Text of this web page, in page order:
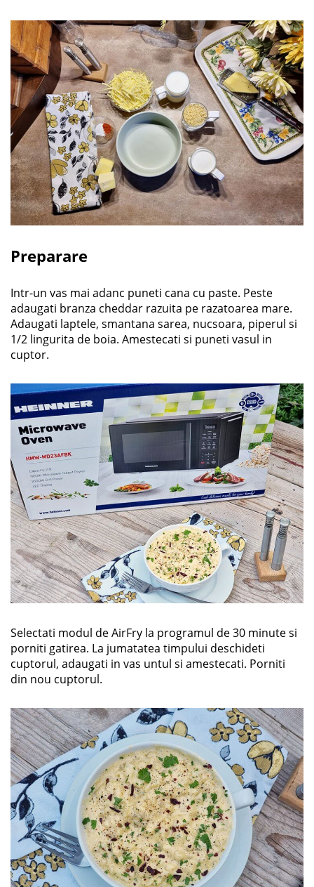
Preparare
Intr-un vas mai adanc puneti cana cu paste. Peste
adaugati branza cheddar razuita pe razatoarea mare.
Adaugati laptele, smantana sarea, nucsoara, piperul si
1/2 lingurita de boia. Amestecati si puneti vasul in
cuptor.
Selectati modul de AirFry la programul de 30 minute si
porniti gatirea. La jumatatea timpului deschideti
cuptorul, adaugati in vas untul si amestecati. Porniti
din nou cuptorul.